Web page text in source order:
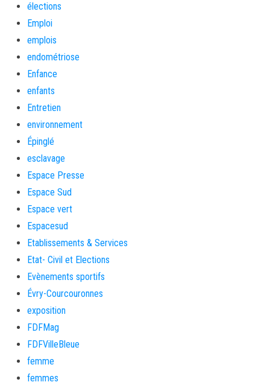
élections
Emploi
emplois
endométriose
Enfance
enfants
Entretien
environnement
Épinglé
esclavage
Espace Presse
Espace Sud
Espace vert
Espacesud
Etablissements & Services
Etat- Civil et Elections
Evènements sportifs
Évry-Courcouronnes
exposition
FDFMag
FDFVilleBleue
femme
femmes